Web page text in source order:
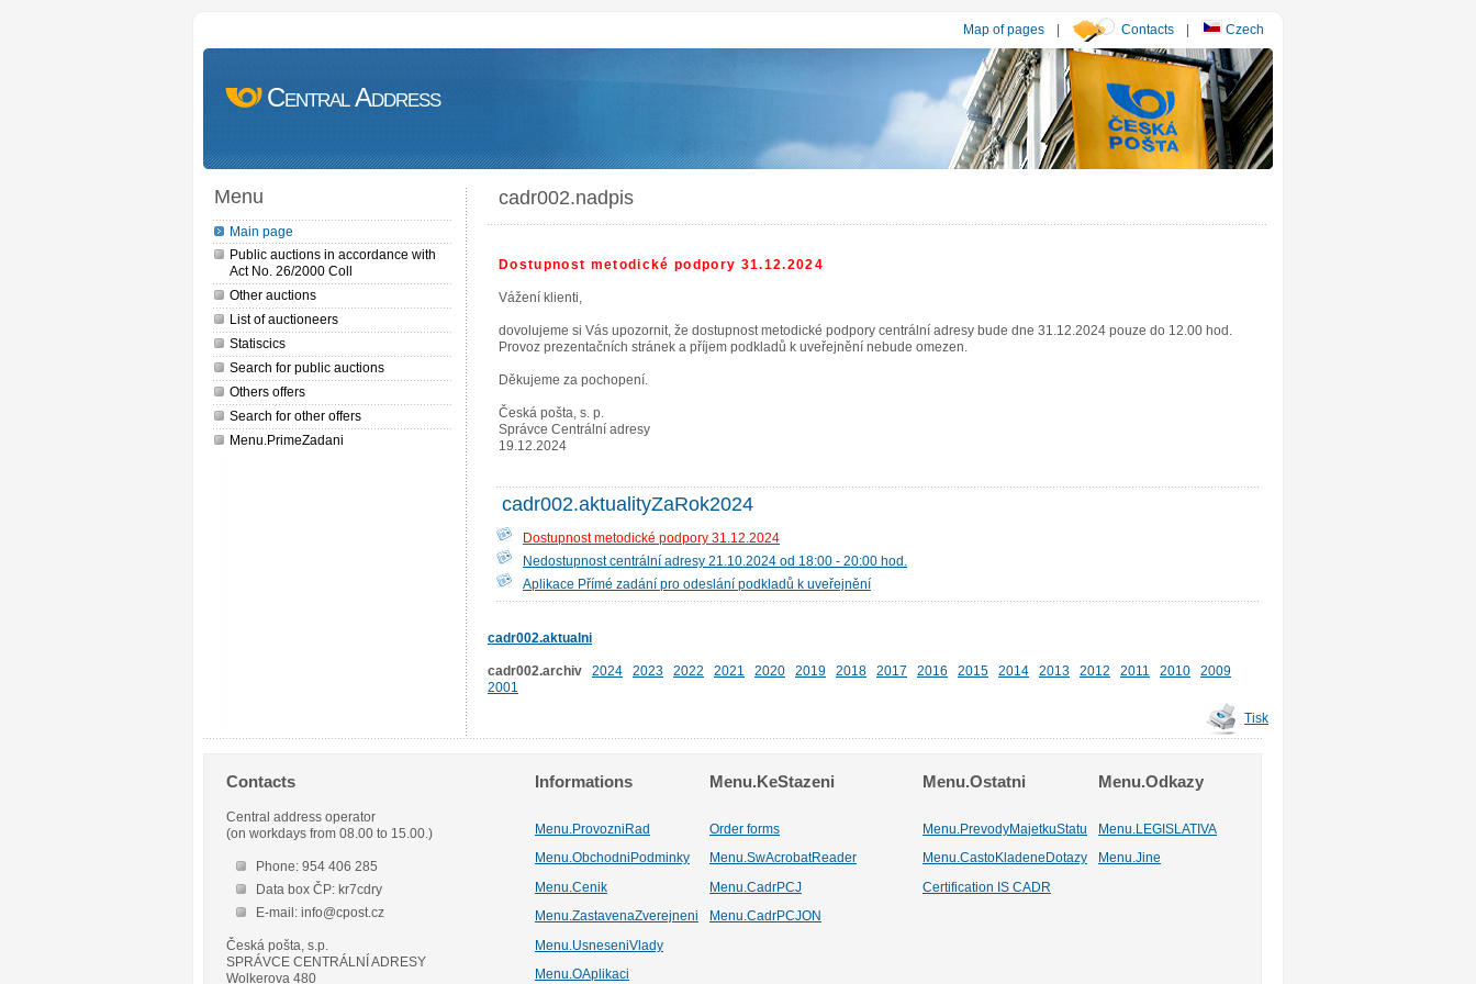
Map of pages | Contacts | Czech
Central Address
Menu
Main page
Public auctions in accordance with
Act No. 26/2000 Coll
Other auctions
List of auctioneers
Statiscics
Search for public auctions
Others offers
Search for other offers
Menu.PrimeZadani
cadr002.nadpis
Dostupnost metodické podpory 31.12.2024
Vážení klienti,
dovolujeme si Vás upozornit, že dostupnost metodické podpory centrální adresy bude dne 31.12.2024 pouze do 12.00 hod.
Provoz prezentačních stránek a příjem podkladů k uveřejnění nebude omezen.
Děkujeme za pochopení.
Česká pošta, s. p.
Správce Centrální adresy
19.12.2024
cadr002.aktualityZaRok2024
Dostupnost metodické podpory 31.12.2024
Nedostupnost centrální adresy 21.10.2024 od 18:00 - 20:00 hod.
Aplikace Přímé zadání pro odeslání podkladů k uveřejnění
cadr002.aktualni
cadr002.archiv 2024 2023 2022 2021 2020 2019 2018 2017 2016 2015 2014 2013 2012 2011 2010
2009
2001
Tisk
Contacts
Central address operator
(on workdays from 08.00 to 15.00.)
Phone: 954 406 285
Data box ČP: kr7cdry
E-mail: info@cpost.cz
Česká pošta, s.p.
SPRÁVCE CENTRÁLNÍ ADRESY
Wolkerova 480
Informations Menu.KeStazeni Menu.Ostatni Menu.Odkazy
Menu.ProvozniRad Order forms Menu.PrevodyMajetkuStatu
Menu.LEGISLATIVA
Menu.ObchodniPodminky
Menu.SwAcrobatReader Menu.CastoKladeneDotazy Menu.Jine
Menu.Cenik Menu.CadrPCJ
Certification IS CADR
Menu.ZastavenaZverejneni
Menu.CadrPCJON
Menu.UsneseniVlady
Menu.OAplikaci